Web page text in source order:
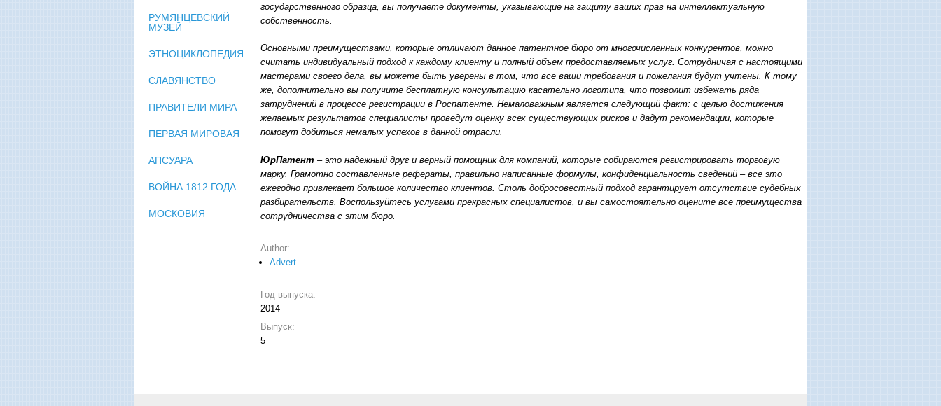
государственного образца, вы получаете документы, указывающие на защиту ваших прав на интеллектуальную
собственность.
Основными преимуществами, которые отличают данное патентное бюро от многочисленных конкурентов, можно
считать индивидуальный подход к каждому клиенту и полный объем предоставляемых услуг. Сотрудничая с настоящими
мастерами своего дела, вы можете быть уверены в том, что все ваши требования и пожелания будут учтены. К тому
же, дополнительно вы получите бесплатную консультацию касательно логотипа, что позволит избежать ряда
затруднений в процессе регистрации в Роспатенте. Немаловажным является следующий факт: с целью достижения
желаемых результатов специалисты проведут оценку всех существующих рисков и дадут рекомендации, которые
помогут добиться немалых успехов в данной отрасли.
ЮрПатент – это надежный друг и верный помощник для компаний, которые собираются регистрировать торговую
марку. Грамотно составленные рефераты, правильно написанные формулы, конфиденциальность сведений – все это
ежегодно привлекает большое количество клиентов. Столь добросовестный подход гарантирует отсутствие судебных
разбирательств. Воспользуйтесь услугами прекрасных специалистов, и вы самостоятельно оцените все преимущества
сотрудничества с этим бюро.
Author:
Advert
Год выпуска:
2014
Выпуск:
5
РУМЯНЦЕВСКИЙ
МУЗЕЙ
ЭТНОЦИКЛОПЕДИЯ
СЛАВЯНСТВО
ПРАВИТЕЛИ МИРА
ПЕРВАЯ МИРОВАЯ
АПСУАРА
ВОЙНА 1812 ГОДА
МОСКОВИЯ